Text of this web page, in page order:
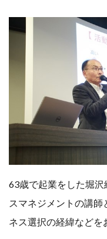
63歳で起業をした堀
スマネジメントの講
ネス選択の経緯など
コーチング
人生
人生１００年
健康
棚卸